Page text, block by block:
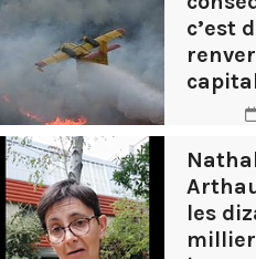
c’est
les